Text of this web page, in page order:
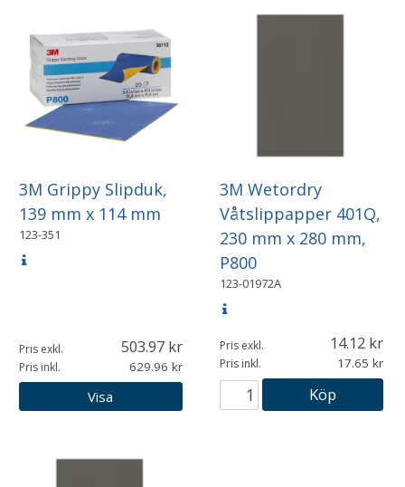
3M Grippy Slipduk,
139 mm x 114 mm
123-351
Pris exkl. 503.97
Pris inkl. 629.96
Visa
3M Wetordry
Våtslippapper 401Q,
230 mm x 280 mm,
P800
123-01972A
Pris exkl. 14.12
Pris inkl. 17.65
Köp